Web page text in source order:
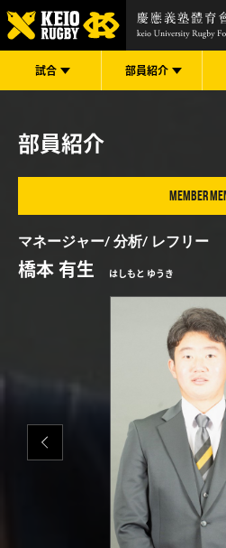
試合 部員紹介
部員紹介
MEMBER
マネージャー 分析 レフリー
橋本 有生 はしもと ゆうき